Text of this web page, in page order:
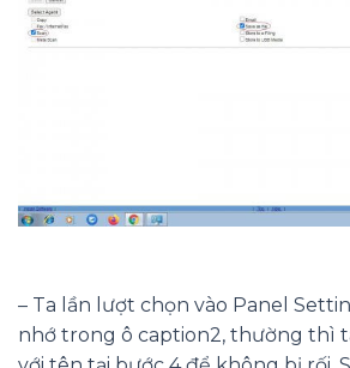
– Ta lần lượt chọn vào Panel
nhớ trong ô caption2, thường thì